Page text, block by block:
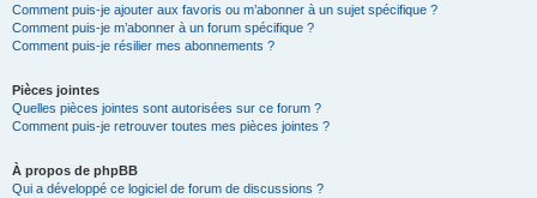
Comment puis-je ajouter aux favoris ou m’abonner à un sujet spécifique ?
Comment puis-je m’abonner à un forum spécifique ?
Comment puis-je résilier mes abonnements ?
Pièces jointes
Quelles pièces jointes sont autorisées sur ce forum ?
Comment puis-je retrouver toutes mes pièces jointes ?
À propos de phpBB
Qui a développé ce logiciel de forum de discussions ?